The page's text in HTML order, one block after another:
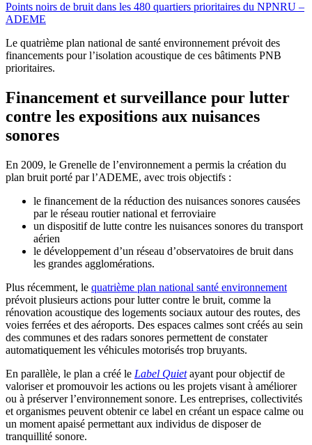
Points noirs de bruit dans les 480 quartiers prioritaires du NPNRU –
ADEME
Le quatrième plan national de santé environnement prévoit des
financements pour l’isolation acoustique de ces bâtiments PNB
prioritaires.
Financement et surveillance pour lutter
contre les expositions aux nuisances
sonores
En 2009, le Grenelle de l’environnement a permis la création du
plan bruit porté par l’ADEME, avec trois objectifs :
le financement de la réduction des nuisances sonores causées
par le réseau routier national et ferroviaire
un dispositif de lutte contre les nuisances sonores du transport
aérien
le développement d’un réseau d’observatoires de bruit dans
les grandes agglomérations.
Plus récemment, le quatrième plan national santé environnement
prévoit plusieurs actions pour lutter contre le bruit, comme la
rénovation acoustique des logements sociaux autour des routes, des
voies ferrées et des aéroports. Des espaces calmes sont créés au sein
des communes et des radars sonores permettent de constater
automatiquement les véhicules motorisés trop bruyants.
En parallèle, le plan a créé le Label Quietayant pour objectif de
valoriser et promouvoir les actions ou les projets visant à améliorer
ou à préserver l’environnement sonore. Les entreprises, collectivités
et organismes peuvent obtenir ce label en créant un espace calme ou
un moment apaisé permettant aux individus de disposer de
tranquillité sonore.